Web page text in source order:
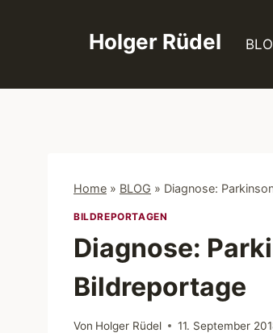
Holger Rüdel
Home » BLOG » Diagnose:
BILDREPORTAGEN
Diagnose:
Bildreportage
Von Holger Rüdel 11. September